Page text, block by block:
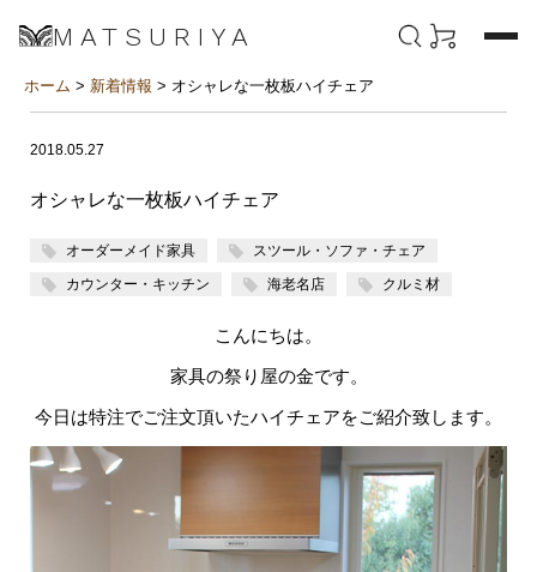
MATSURIYA
ホーム > 新着情報 > オシャレな一枚板ハイチェア
2018.05.27
オシャレな一枚板ハイチェア
オーダーメイド家具
スツール・ソファ・チェア
カウンター・キッチン
海老名店 クルミ材
こんにちは。
家具の祭り屋の金です。
今日は特注でご注文頂いたハイチェアをご紹介致します。